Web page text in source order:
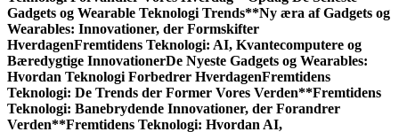
Gadgets og Wearable Teknologi Trends**Ny æra af Gadgets og
Wearables: Innovationer, der Formskifter
HverdagenFremtidens Teknologi: AI, Kvantecomputere og
Bæredygtige InnovationerDe Nyeste Gadgets og Wearables:
Hvordan Teknologi Forbedrer HverdagenFremtidens
Teknologi: De Trends der Former Vores Verden**Fremtidens
Teknologi: Banebrydende Innovationer, der Forandrer
Verden**Fremtidens Teknologi: Hvordan AI,